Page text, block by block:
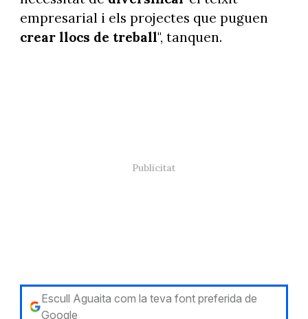
empresarial i els projectes que puguen
crear llocs de treball", tanquen.
Escull Aguaita com la teva font preferida de
Google